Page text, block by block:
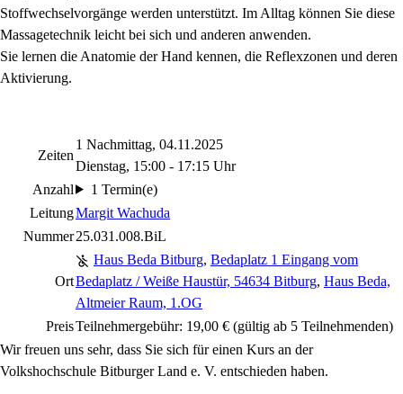
Stoffwechselvorgänge werden unterstützt. Im Alltag können Sie diese
Massagetechnik leicht bei sich und anderen anwenden.
Sie lernen die Anatomie der Hand kennen, die Reflexzonen und deren
Aktivierung.
Zeiten
1 Nachmittag, 04.11.2025
Dienstag, 15:00 - 17:15 Uhr
Anzahl
1 Termin(e)
LeitungMargit Wachuda
Nummer25.031.008.BiL
Ort
Haus Beda Bitburg, Bedaplatz 1 Eingang vom
Bedaplatz / Weiße Haustür, 54634 Bitburg, Haus Beda,
Altmeier Raum, 1.OG
PreisTeilnehmergebühr: 19,00 € (gültig ab 5 Teilnehmenden)
Wir freuen uns sehr, dass Sie sich für einen Kurs an der
Volkshochschule Bitburger Land e. V. entschieden haben.